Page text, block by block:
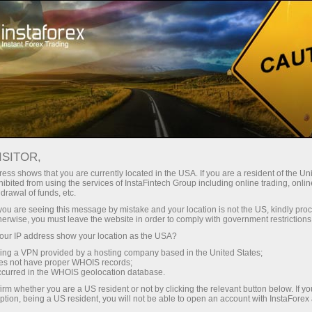
Avec InstaForex, vous accédez à
compétitives : effet de levier
jusqu’à 1:5000, parmi les meilleurs
spreads et commissions du
marché, ainsi que des conditions
avantageuses pour le trading
d’actions et d’indices.
Spreads
Bonus de 30 %
sur chaque dépôt
Vitesse
dans le trading et sur l’autoroute
shows that you are currently located in the USA. If you are a resident of the
from using the services of InstaFintech Group including online trading,
of funds, etc.
are seeing this message by mistake and your location is not the US, kindly
you must leave the website in order to comply with government
IP address show your location as the USA?
a VPN provided by a hosting company based in the United States;
not have proper WHOIS records;
in the WHOIS geolocation database.
whether you are a US resident or not by clicking the relevant button below. If
being a US resident, you will not be able to open an account with InstaForex